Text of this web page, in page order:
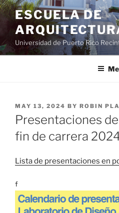
ESCUELA DE
Universidad de Puerto Rico
MAY 13, 2024 BY ROBIN
Presentaciones
fin de carrera
Lista de presentaciones en
f